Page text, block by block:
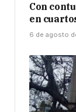
Con
en
6 de agosto